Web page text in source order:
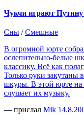
Чукчи играют
Сны /Смешные
В огромной юрте
ослепительно-белые
классику. Всё как
Только руки закутаны
шкуры. В этой юрте на
слушает их музыку.
— прислал Mik